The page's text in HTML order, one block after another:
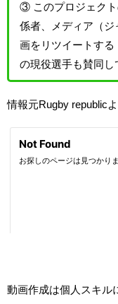
③ このプロジェクト
係者、メディア（
画をリツイートする
の現役選手も賛同し
情報元Rugby republic
動画作成は個人スキル